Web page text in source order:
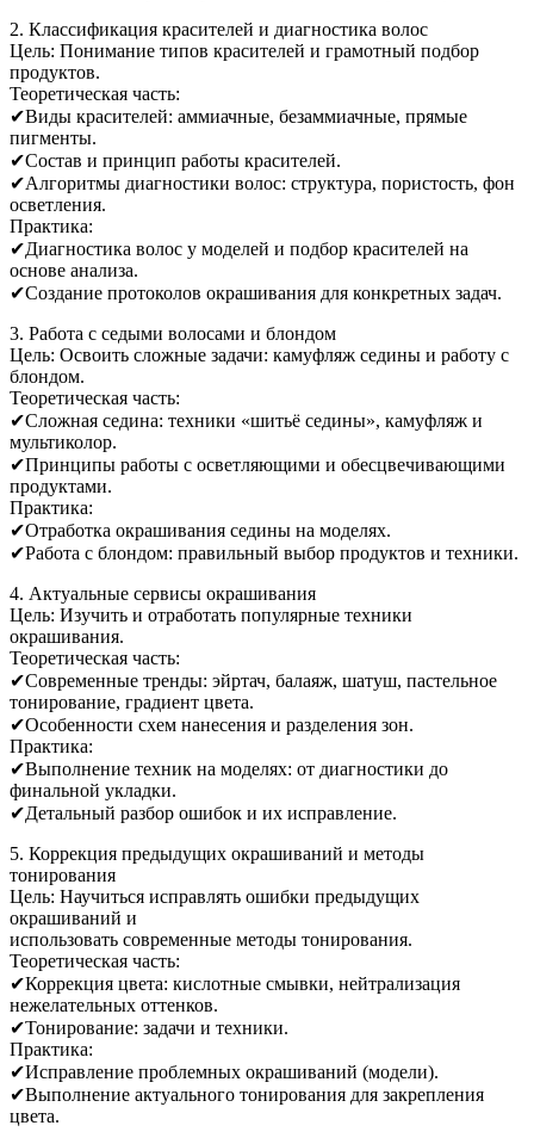
2. Классификация красителей и диагностика волос
Цель: Понимание типов красителей и грамотный подбор
продуктов.
Теоретическая часть:
✔Виды красителей: аммиачные, безаммиачные, прямые
пигменты.
✔Состав и принцип работы красителей.
✔Алгоритмы диагностики волос: структура, пористость, фон
осветления.
Практика:
✔Диагностика волос у моделей и подбор красителей на
основе анализа.
✔Создание протоколов окрашивания для конкретных задач.
3. Работа с седыми волосами и блондом
Цель: Освоить сложные задачи: камуфляж седины и работу с
блондом.
Теоретическая часть:
✔Сложная седина: техники «шитьё седины», камуфляж и
мультиколор.
✔Принципы работы с осветляющими и обесцвечивающими
продуктами.
Практика:
✔Отработка окрашивания седины на моделях.
✔Работа с блондом: правильный выбор продуктов и техники.
4. Актуальные сервисы окрашивания
Цель: Изучить и отработать популярные техники
окрашивания.
Теоретическая часть:
✔Современные тренды: эйртач, балаяж, шатуш, пастельное
тонирование, градиент цвета.
✔Особенности схем нанесения и разделения зон.
Практика:
✔Выполнение техник на моделях: от диагностики до
финальной укладки.
✔Детальный разбор ошибок и их исправление.
5. Коррекция предыдущих окрашиваний и методы
тонирования
Цель: Научиться исправлять ошибки предыдущих
окрашиваний и
использовать современные методы тонирования.
Теоретическая часть:
✔Коррекция цвета: кислотные смывки, нейтрализация
нежелательных оттенков.
✔Тонирование: задачи и техники.
Практика:
✔Исправление проблемных окрашиваний (модели).
✔Выполнение актуального тонирования для закрепления
цвета.